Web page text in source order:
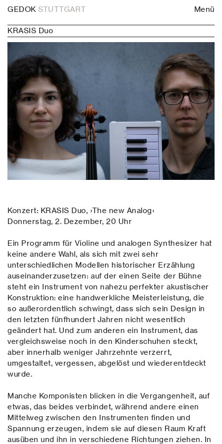
GEDOKSTUTTGART Menü
KRASIS Duo
Konzert: KRASIS Duo, ›The new Analog‹
Donnerstag, 2. Dezember, 20 Uhr
Ein Programm für Violine und analogen Synthesizer hat
keine andere Wahl, als sich mit zwei sehr
unterschiedlichen Modellen historischer Erzählung
auseinanderzusetzen: auf der einen Seite der Bühne
steht ein Instrument von nahezu perfekter akustischer
Konstruktion: eine handwerkliche Meisterleistung, die
so außerordentlich schwingt, dass sich sein Design in
den letzten fünfhundert Jahren nicht wesentlich
geändert hat. Und zum anderen ein Instrument, das
vergleichsweise noch in den Kinderschuhen steckt,
aber innerhalb weniger Jahrzehnte verzerrt,
umgestaltet, vergessen, abgelöst und wiederentdeckt
wurde.
Manche Komponisten blicken in die Vergangenheit, auf
etwas, das beides verbindet, während andere einen
Mittelweg zwischen den Instrumenten finden und
Spannung erzeugen, indem sie auf diesen Raum Kraft
ausüben und ihn in verschiedene Richtungen ziehen. In